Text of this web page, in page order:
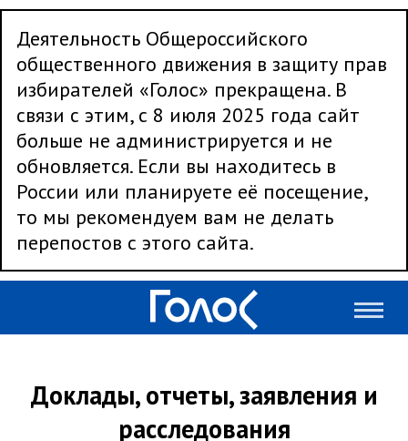
Деятельность Общероссийского
общественного движения в защиту прав
избирателей «Голос» прекращена. В
связи с этим, с 8 июля 2025 года сайт
больше не администрируется и не
обновляется. Если вы находитесь в
России или планируете её посещение,
то мы рекомендуем вам не делать
перепостов с этого сайта.
Доклады, отчеты, заявления и
расследования